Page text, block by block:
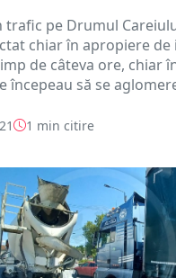
trafic pe Drumul
chiar în apropiere
de câteva ore, chiar
începeau să se
1 min citire